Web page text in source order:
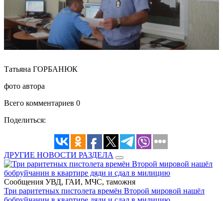
Татьяна ГОРБАНЮК
фото автора
Всего комментариев 0
Поделиться:
ДРУГИЕ НОВОСТИ РАЗДЕЛА
Сообщения УВД, ГАИ, МЧС, таможня
Три раритетных пистолета времён Второй мировой нашёл